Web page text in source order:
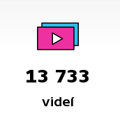
13 733
videí